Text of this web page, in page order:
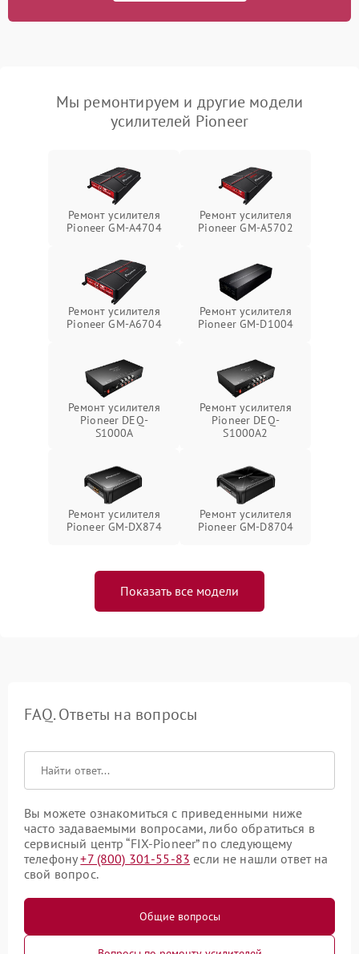
Мы ремонтируем и другие модели
усилителей Pioneer
Ремонт усилителя
Pioneer GM-A4704
Ремонт усилителя
Pioneer GM-A5702
Ремонт усилителя
Pioneer GM-A6704
Ремонт усилителя
Pioneer GM-D1004
Ремонт усилителя
Pioneer DEQ-
S1000A
Ремонт усилителя
Pioneer DEQ-
S1000A2
Ремонт усилителя
Pioneer GM-DX874
Ремонт усилителя
Pioneer GM-D8704
Показать все модели
FAQ. Ответы на вопросы
Вы можете ознакомиться с приведенными ниже
часто задаваемыми вопросами, либо обратиться в
сервисный центр “FIX-Pioneer” по следующему
телефону+7 (800) 301-55-83 если не нашли ответ на
свой вопрос.
Общие вопросы